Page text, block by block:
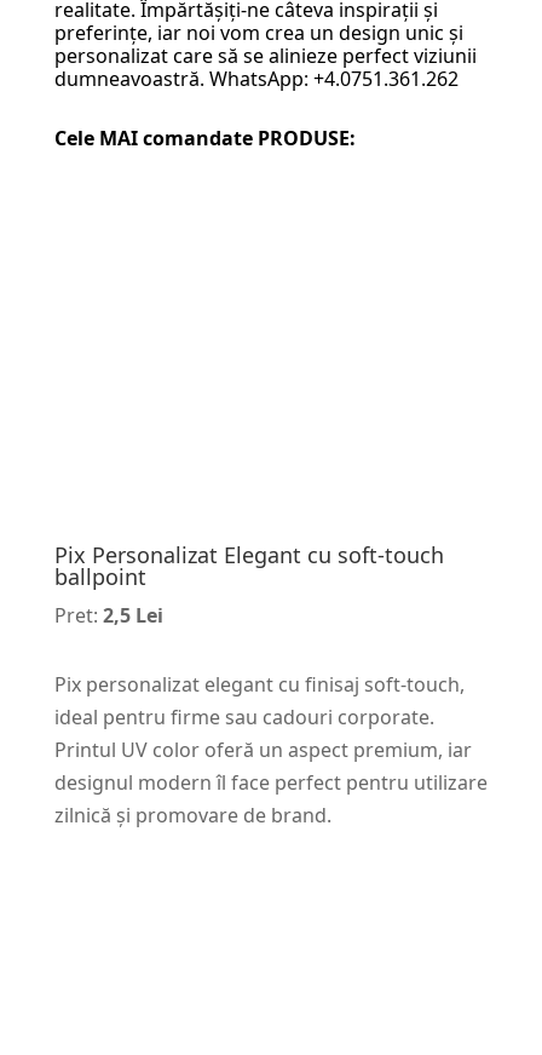
realitate. Împărtășiți-ne câteva inspirații și
preferințe, iar noi vom crea un design unic și
personalizat care să se alinieze perfect viziunii
dumneavoastră. WhatsApp: +4.0751.361.262
Cele MAI comandate PRODUSE:
Pix Personalizat Elegant cu soft-touch
ballpoint
Pret: 2,5 Lei
Pix personalizat elegant cu finisaj soft-touch,
ideal pentru firme sau cadouri corporate.
Printul UV color oferă un aspect premium, iar
designul modern îl face perfect pentru utilizare
zilnică și promovare de brand.